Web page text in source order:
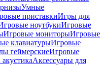
Умные
приставкиИгры для
ноутбукиИгровые
Игровые мониторыИгровые
клавиатурыИгровые
геймерскиеИгровые
Аксессуары для